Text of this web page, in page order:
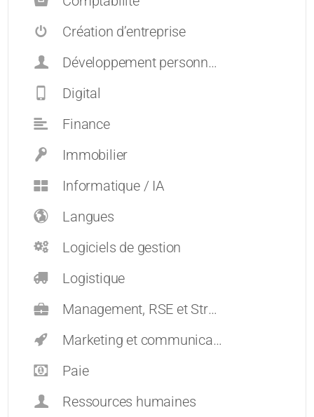
Création d’entreprise
Développement personnel et carrières
Digital
Finance
Immobilier
Informatique / IA
Langues
Logiciels de gestion
Logistique
Management, RSE et Stratégie
Marketing et communication
Paie
Ressources humaines